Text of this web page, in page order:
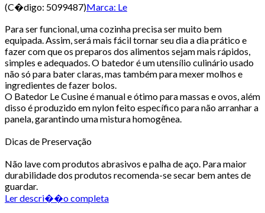
(C�digo: 5099487)Marca: Le
Para ser funcional, uma cozinha precisa ser muito bem
equipada. Assim, será mais fácil tornar seu dia a dia prático e
fazer com que os preparos dos alimentos sejam mais rápidos,
simples e adequados. O batedor é um utensílio culinário usado
não só para bater claras, mas também para mexer molhos e
ingredientes de fazer bolos.
O Batedor Le Cusine é manual e ótimo para massas e ovos, além
disso é produzido em nylon feito específico para não arranhar a
panela, garantindo uma mistura homogênea.
Dicas de Preservação
Não lave com produtos abrasivos e palha de aço. Para maior
durabilidade dos produtos recomenda-se secar bem antes de
guardar.
Ler descri��o completa